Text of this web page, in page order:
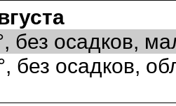
осадков,
без осадков,